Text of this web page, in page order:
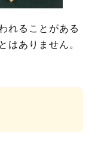
れることがある
はありません。